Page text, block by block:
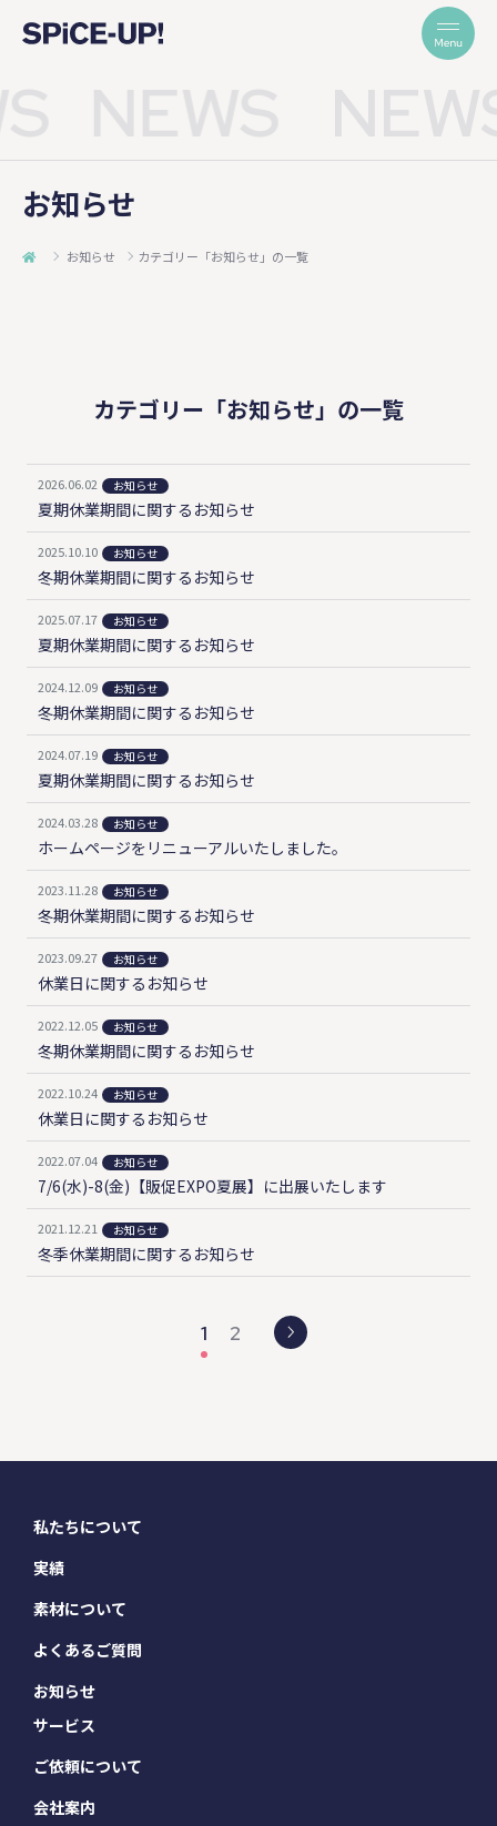
お知らせ
お知らせ カテゴリー「お知らせ」の一覧
カテゴリー「お知らせ」の一覧
2026.06.02 お知らせ
夏期休業期間に関するお知らせ
2025.10.10 お知らせ
冬期休業期間に関するお知らせ
2025.07.17 お知らせ
夏期休業期間に関するお知らせ
2024.12.09 お知らせ
冬期休業期間に関するお知らせ
2024.07.19 お知らせ
夏期休業期間に関するお知らせ
2024.03.28 お知らせ
ホームページをリニューアルいたしました。
2023.11.28 お知らせ
冬期休業期間に関するお知らせ
2023.09.27 お知らせ
休業日に関するお知らせ
2022.12.05 お知らせ
冬期休業期間に関するお知らせ
2022.10.24 お知らせ
休業日に関するお知らせ
2022.07.04 お知らせ
7/6(水)-8(金)【販促EXPO夏展】に出展いたします
2021.12.21 お知らせ
冬季休業期間に関するお知らせ
1 2
私たちについて
実績
素材について
よくあるご質問
お知らせ
サービス
ご依頼について
会社案内